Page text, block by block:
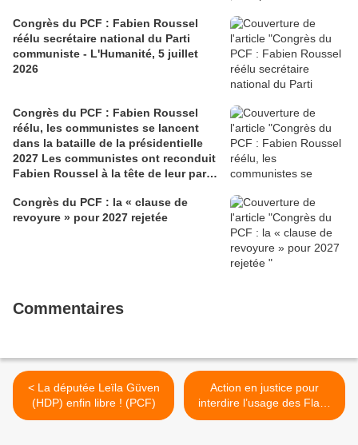
Congrès du PCF : Fabien Roussel
réélu secrétaire national du Parti
communiste - L'Humanité, 5 juillet
2026
Congrès du PCF : Fabien Roussel
réélu, les communistes se lancent
dans la bataille de la présidentielle
2027 Les communistes ont reconduit
Fabien Roussel à la tête de leur parti,
Lille. Le secrétaire national, dont la
candidature devrait être officialisée le
Congrès du PCF : la « clause de
revoyure » pour 2027 rejetée
Commentaires
< La députée Leïla Güven
(HDP) enfin libre ! (PCF)
Action en justice pour
interdire l’usage des Flash
Ball >